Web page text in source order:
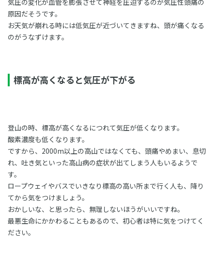
気圧の変化が血管を膨張させて神経を圧迫するのが気圧性頭痛の
原因だそうです。
お天気が崩れる時には低気圧が近づいてきますね、頭が痛くなる
のがうなずけます。
標高が高くなると気圧が下がる
登山の時、標高が高くなるにつれて気圧が低くなります。
酸素濃度も低くなります。
ですから、2000m以上の高山ではなくても、頭痛やめまい、息切
れ、吐き気といった高山病の症状が出てしまう人もいるようで
す。
ロープウェイやバスでいきなり標高の高い所まで行く人も、降り
てから気をつけましょう。
おかしいな、と思ったら、無理しないほうがいいですね。
最悪生命にかかわることもあるので、初心者は特に気をつけてく
ださい。